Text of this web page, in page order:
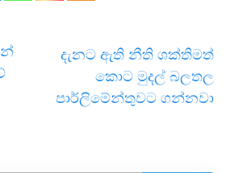
දැනට ඇති නීති ශක්තිමත්
කොට මුදල් බලතල
පාර්ලිමේන්තුවට ගන්නවා